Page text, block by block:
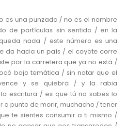
es una punzada / no es el nombre
de partículas sin sentido / en la
nada / este número es una
da hacia un país / el coyote corre
por la carretera que ya no está /
bajo temática / sin notar que el
y se quiebra / y la rabia
escritura / es que tú no sabes lo
a punto de morir, muchacho / tener
te sientes consumir a ti mismo /